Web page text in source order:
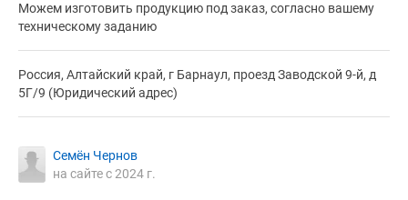
Можем изготовить продукцию под заказ, согласно вашему
техническому заданию
Россия, Алтайский край, г Барнаул, проезд Заводской 9-й, д
5Г/9 (Юридический адрес)
Семён Чернов
на сайте с 2024 г.